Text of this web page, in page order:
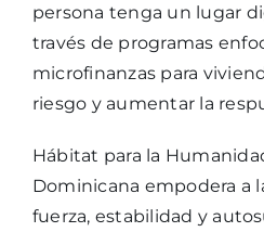
persona tenga un lugar
través de programas
microfinanzas para
riesgo y aumentar la
Hábitat para la
Dominicana empodera a
fuerza, estabilidad y